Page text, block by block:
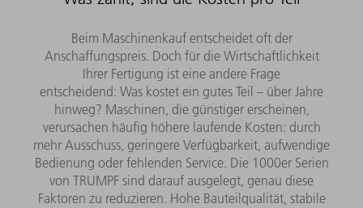
Beim Maschinenkauf entscheidet oft der
Anschaffungspreis. Doch für die Wirtschaftlichkeit
Ihrer Fertigung ist eine andere Frage
entscheidend: Was kostet ein gutes Teil – über Jahre
hinweg? Maschinen, die günstiger erscheinen,
verursachen häufig höhere laufende Kosten: durch
mehr Ausschuss, geringere Verfügbarkeit, aufwendige
Bedienung oder fehlenden Service. Die 1000er Serien
von TRUMPF sind darauf ausgelegt, genau diese
Faktoren zu reduzieren. Hohe Bauteilqualität, stabile